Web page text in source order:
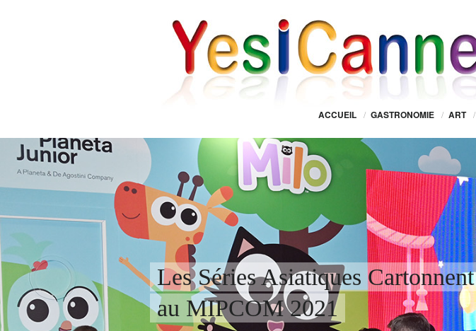
ACCUEIL / GASTRONOMIE / ART /
Les Séries Asiatiques Cartonnent
au MIPCOM 2021